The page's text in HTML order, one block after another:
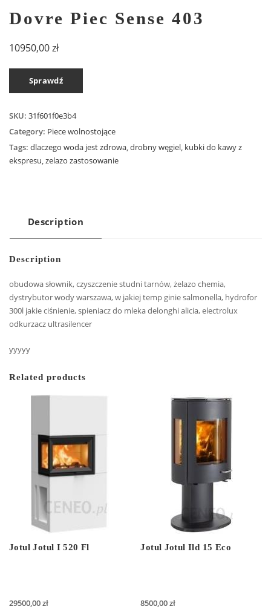
Dovre Piec Sense 403
10950,00zł
Sprawdź
SKU: 31f601f0e3b4
Category: Piece wolnostojące
Tags: dlaczego woda jest zdrowa,drobny węgiel, kubki do kawy z
ekspresu,zelazo zastosowanie
Description
Description
obudowa słownik, czyszczenie studni tarnów, żelazo chemia,
dystrybutor wody warszawa, w jakiej temp ginie salmonella, hydrofor
300l jakie ciśnienie, spieniacz do mleka delonghi alicia, electrolux
odkurzacz ultrasilencer
yyyyy
Related products
Jotul Jotul I 520 Fl
29500,00zł
Jotul Jotul Ild 15 Eco
8500,00zł